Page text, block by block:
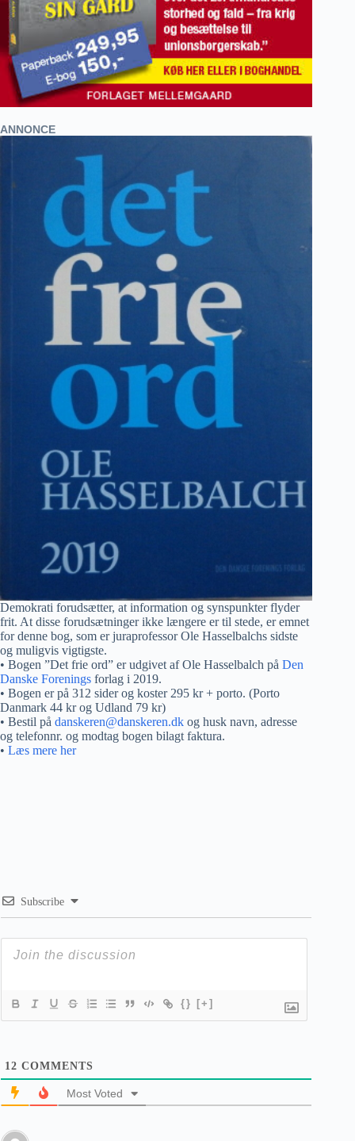
ANNONCE
Demokrati forudsætter, at information og synspunkter flyder
frit. At disse forudsætninger ikke længere er til stede, er emnet
for denne bog, som er juraprofessor Ole Hasselbalchs sidste
og muligvis vigtigste.
• Bogen ”Det frie ord” er udgivet af Ole Hasselbalch på Den
Danske Forenings forlag i 2019.
• Bogen er på 312 sider og koster 295 kr + porto. (Porto
Danmark 44 kr og Udland 79 kr)
• Bestil på danskeren@danskeren.dk og husk navn, adresse
og telefonnr. og modtag bogen bilagt faktura.
• Læs mere her
Subscribe
{} [+]
12 COMMENTS
Most Voted